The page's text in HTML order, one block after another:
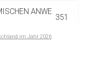
ANWE
351
im Jahr 2026